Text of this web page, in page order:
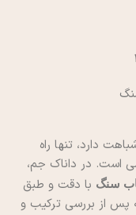
دارد، تنها راه
است. در داناک جم،
سنگ با دقت و طبق
پس از بررسی ترکیب و